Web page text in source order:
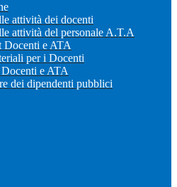
attività dei docenti
attività del personale A.T.A
Docenti e ATA
per i Docenti
e ATA
dei dipendenti pubblici